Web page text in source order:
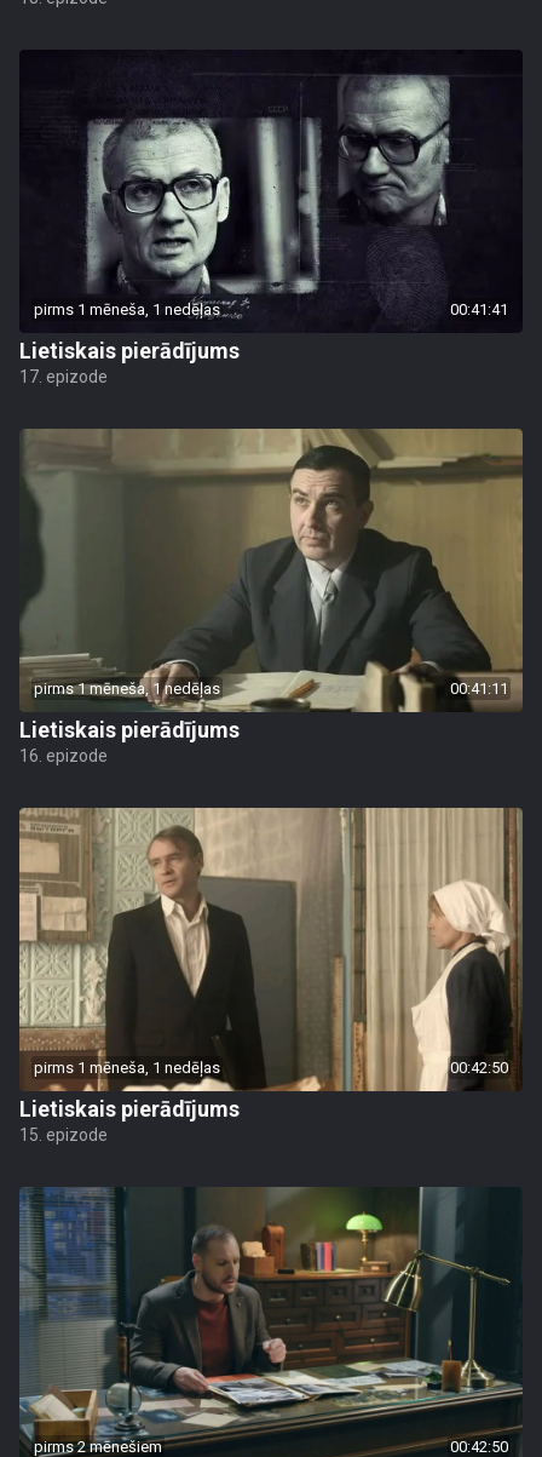
pirms 1 mēneša, 1 nedēļas 00:41:41
Lietiskais pierādījums
17. epizode
pirms 1 mēneša, 1 nedēļas 00:41:11
Lietiskais pierādījums
16. epizode
pirms 1 mēneša, 1 nedēļas 00:42:50
Lietiskais pierādījums
15. epizode
pirms 2 mēnešiem 00:42:50